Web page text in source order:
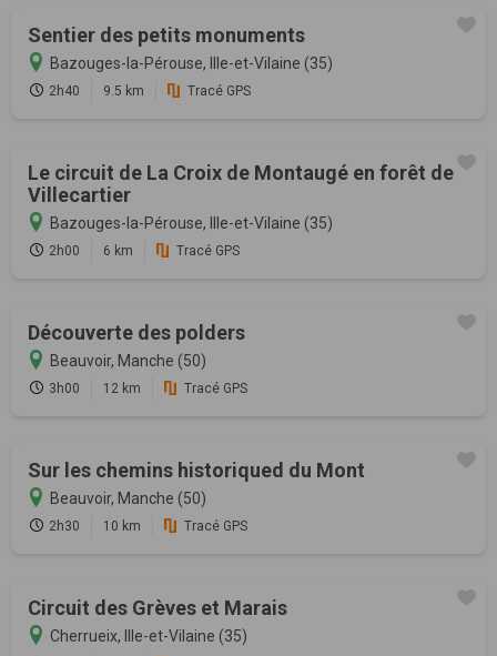
Sentier des petits monuments
Bazouges-la-Pérouse, Ille-et-Vilaine (35)
2h40 9.5 km Tracé GPS
Le circuit de La Croix de Montaugé en forêt de
Villecartier
Bazouges-la-Pérouse, Ille-et-Vilaine (35)
2h00 6 km Tracé GPS
Découverte des polders
Beauvoir, Manche (50)
3h00 12 km Tracé GPS
Sur les chemins historiqued du Mont
Beauvoir, Manche (50)
2h30 10 km Tracé GPS
Circuit des Grèves et Marais
Cherrueix, Ille-et-Vilaine (35)